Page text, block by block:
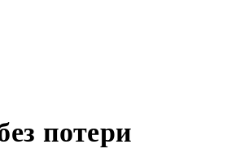
потери